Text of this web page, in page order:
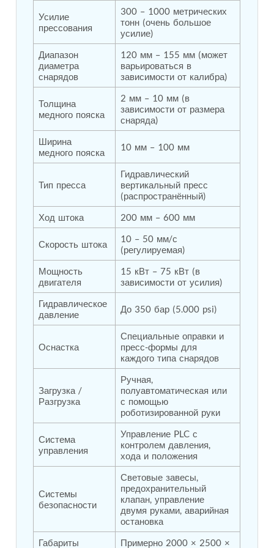
Tank
Weapon Loading Trolley
Hydrualic Drive Of Osa
Test Equipment For Pump And Centrifugal
Breather
Hydraulic Loading System
Aircraft Arrester Barrier System
Power Shuttle Transmission Test Rig
Tacan Test Bench
Automated Inverter Test Rig On Lab View
Environment
Doppler Vor Test Rack
Test Rig For Irab Brake System
Oxygen Gas Boosting Station
Chemical Cleaning Bay
Oxygen Boosting System For Oxygen Generation
Plant Psa
Inertia Test Facility
Fuel Pump and Controller in Aircraft Engines
Integration Simulator
Vehicle-Mounted Expandable Battery Command
Post (BCP)
Universal Self-Generating Nitrogen Service Cart
(U-SGNSC)
General Purpose Pneumatic Test Rig
Water-Cooled Versions)
Aerospace Hydraulic Pump / Motor Test Bench
Modification of Command-and-Control Carrier
Motor Track (CCC-MT)
Fuel (ATF) Pump and Nozzle Pressure Ratio Test
Stand
Oxygen Component Test Benches
Chemical Weapon Destruction Facility
Burst Chamber for Hydrogen Cylinder Testing
Fuel Contents Gauging Probe Test Rig – Light
Portable Pneumatic Test Rig for Rudder Actuator
Rudder & Tailplane Test Equipment
Gauge Pressure Switch Test Rig
Hydraulic Proof Pressure Test Rig
Light Strike Vehicle Modification and Upgrade
Усилие
прессования
300 – 1000 метрических
тонн (очень большое
усилие)
Диапазон
диаметра
снарядов
120 мм – 155 мм (может
варьироваться в
зависимости от калибра)
Толщина
медного пояска
2 мм – 10 мм (в
зависимости от размера
снаряда)
Ширина
медного пояска
10 мм – 100 мм
Тип пресса
Гидравлический
вертикальный пресс
(распространённый)
Ход штока
200 мм – 600 мм
Скорость штока
10 – 50 мм/с
(регулируемая)
Мощность
двигателя
15 кВт – 75 кВт (в
зависимости от усилия)
Гидравлическое
давление
До 350 бар (5.000 psi)
Оснастка
Специальные оправки и
пресс-формы для
каждого типа снарядов
Загрузка /
Разгрузка
Ручная,
полуавтоматическая или
с помощью
роботизированной руки
Система
управления
Управление PLC с
контролем давления,
хода и положения
Системы
безопасности
Световые завесы,
предохранительный
клапан, управление
двумя руками, аварийная
остановка
Габариты
Примерно 2000 × 2500 ×